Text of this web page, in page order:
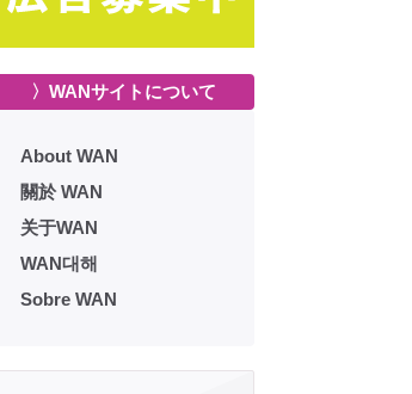
〉WANサイトについて
About WAN
關於 WAN
关于WAN
WAN대해
Sobre WAN